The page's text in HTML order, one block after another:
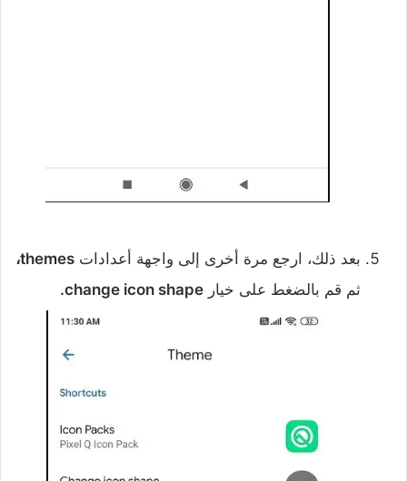
‌بعد ذلك، ارجع مرة أخرى إلى واجهة أعدادات themes،
ثم قم بالضغط على خيار change icon shape.